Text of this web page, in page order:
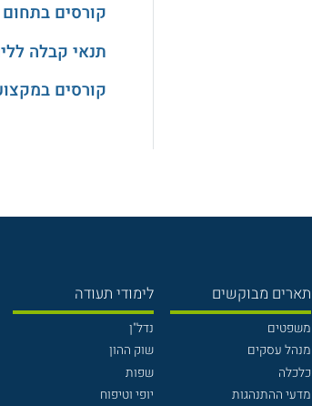
קורסים
תנאי קבלה
קורסים
תארים מבוקשים
משפטים
מנהל עסקים
כלכלה
מדעי ההתנהגות
לימודי תעודה
נדל"ן
שוק ההון
שפות
יופי וטיפוח